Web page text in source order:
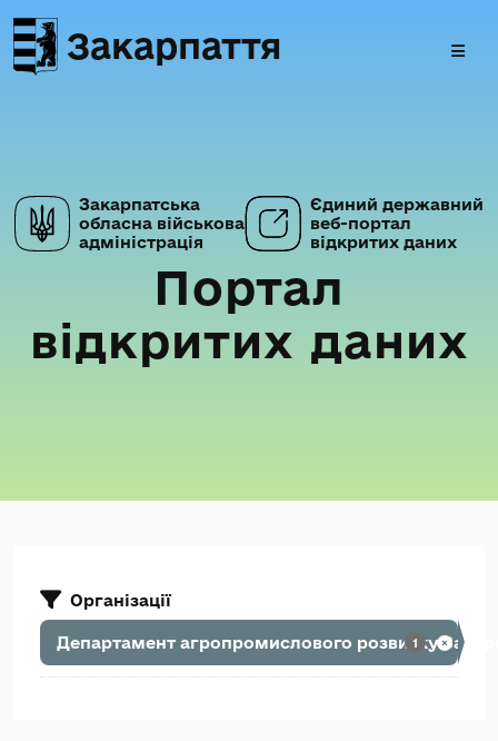
Закарпаття
Закарпатська
обласна військова
адміністрація
Єдиний державний
веб-портал
відкритих даних
Портал
відкритих даних
Організації
Департамент агропромислового розвитку
1